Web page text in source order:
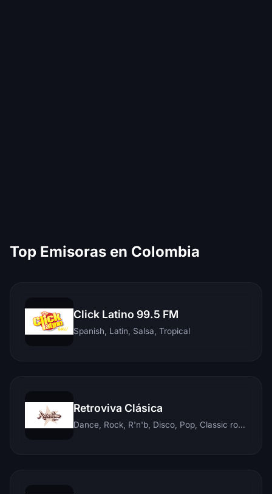
Top Emisoras en Colombia
Click Latino 99.5 FM
Spanish, Latin, Salsa, Tropical
Retroviva Clásica
Dance, Rock, R'n'b, Disco, Pop, Classic rock, Techno, Reggae